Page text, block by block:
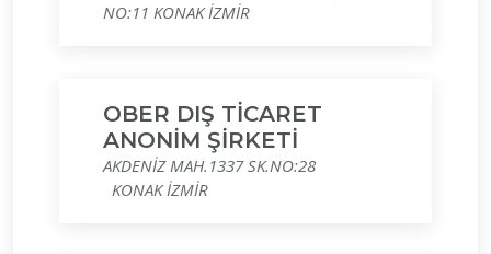
NO:11 KONAK İZMİR
OBER DIŞ TİCARET
ANONİM ŞİRKETİ
AKDENİZ MAH.1337 SK.NO:28
KONAK İZMİR